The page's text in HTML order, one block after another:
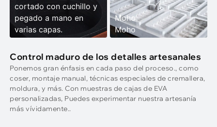
cortado con cuchillo y
pegado a mano en
varias capas.
Moho
Moho
Control maduro de los detalles artesanales
Ponemos gran énfasis en cada paso del proceso., como
coser, montaje manual, técnicas especiales de cremallera,
moldura, y más. Con muestras de cajas de EVA
personalizadas, Puedes experimentar nuestra artesanía
más vívidamente..